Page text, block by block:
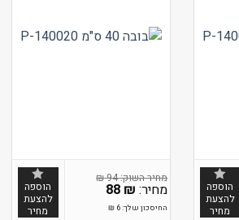
הוספה
להצעת
מחיר
94
₪
88 ₪
החיסכון שלך:6
₪
הוספה
להצעת
מחיר